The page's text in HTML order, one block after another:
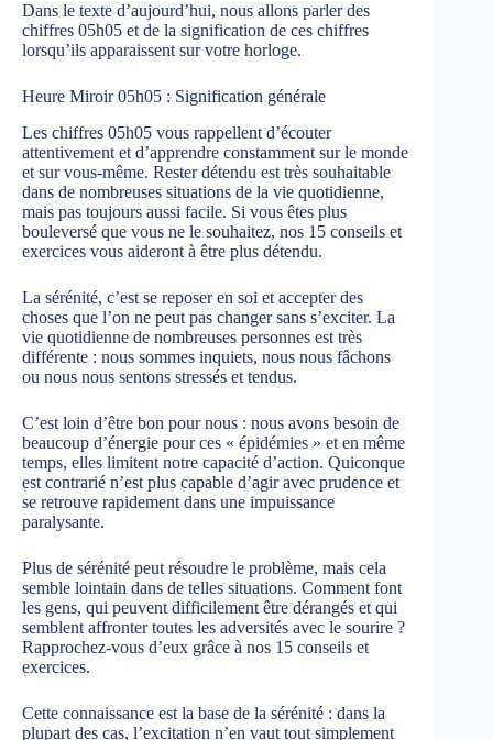
Dans le texte d’aujourd’hui, nous allons parler des
chiffres 05h05 et de la signification de ces chiffres
lorsqu’ils apparaissent sur votre horloge.
Heure Miroir 05h05 : Signification générale
Les chiffres 05h05 vous rappellent d’écouter
attentivement et d’apprendre constamment sur le monde
et sur vous-même. Rester détendu est très souhaitable
dans de nombreuses situations de la vie quotidienne,
mais pas toujours aussi facile. Si vous êtes plus
bouleversé que vous ne le souhaitez, nos 15 conseils et
exercices vous aideront à être plus détendu.
La sérénité, c’est se reposer en soi et accepter des
choses que l’on ne peut pas changer sans s’exciter. La
vie quotidienne de nombreuses personnes est très
différente : nous sommes inquiets, nous nous fâchons
ou nous nous sentons stressés et tendus.
C’est loin d’être bon pour nous : nous avons besoin de
beaucoup d’énergie pour ces « épidémies » et en même
temps, elles limitent notre capacité d’action. Quiconque
est contrarié n’est plus capable d’agir avec prudence et
se retrouve rapidement dans une impuissance
paralysante.
Plus de sérénité peut résoudre le problème, mais cela
semble lointain dans de telles situations. Comment font
les gens, qui peuvent difficilement être dérangés et qui
semblent affronter toutes les adversités avec le sourire ?
Rapprochez-vous d’eux grâce à nos 15 conseils et
exercices.
Cette connaissance est la base de la sérénité : dans la
plupart des cas, l’excitation n’en vaut tout simplement